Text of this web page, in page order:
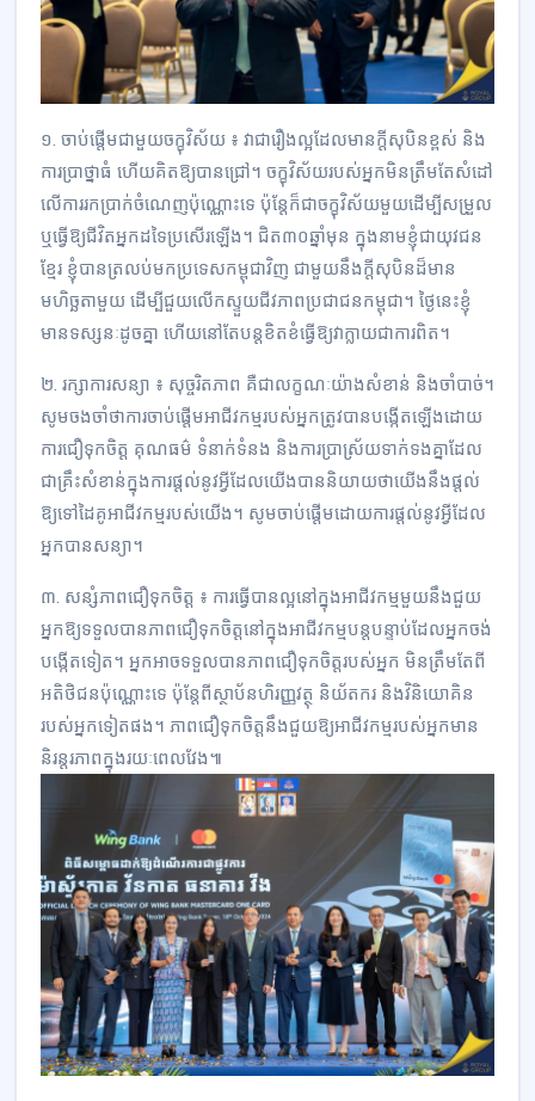
១.​ ចាប់ផ្តើមជាមួយចក្ខុវិស័យ ៖ វាជារឿងល្អដែលមានក្តីសុបិនខ្ពស់ និង
ការប្រាថ្នាធំ ហើយគិតឱ្យបានជ្រៅ។ ចក្ខុវិស័យរបស់អ្នកមិនត្រឹមតែសំដៅ
លើការរកប្រាក់ចំណេញប៉ុណ្ណោះទេ ប៉ុន្តែក៏ជាចក្ខុវិស័យមួយដើម្បីសម្រួល
ឬធ្វើឱ្យជីវិតអ្នកដទៃប្រសើរឡើង។ ជិត៣០ឆ្នាំមុន ក្នុងនាមខ្ញុំជាយុវជន
ខ្មែរ ខ្ញុំបានត្រលប់មកប្រទេសកម្ពុជាវិញ ជាមួយនឹងក្តីសុបិនដ៏មាន
មហិច្ឆតាមួយ ដើម្បីជួយលើកស្ទួយជីវភាពប្រជាជនកម្ពុជា។ ថ្ងៃនេះខ្ញុំ
មានទស្សនៈដូចគ្នា ហើយនៅតែបន្តខិតខំធ្វើឱ្យវាក្លាយជាការពិត។
២. រក្សាការសន្យា ៖ សុច្ចរិតភាព គឺជាលក្ខណៈយ៉ាងសំខាន់ និងចាំបាច់។
សូមចងចាំថាការចាប់ផ្តើមអាជីវកម្មរបស់អ្នកត្រូវបានបង្កើតឡើងដោយ
ការជឿទុកចិត្ត គុណធម៌ ទំនាក់ទំនង និងការប្រាស្រ័យទាក់ទងគ្នាដែល
ជាគ្រឹះសំខាន់ក្នុងការផ្តល់នូវអ្វីដែលយើងបាននិយាយថាយើងនឹងផ្តល់
ឱ្យទៅដៃគូអាជីវកម្មរបស់យើង។ សូមចាប់ផ្តើមដោយការផ្តល់នូវអ្វីដែល
អ្នកបានសន្យា។
៣. សន្សំភាពជឿទុកចិត្ត ៖ ការធ្វើបានល្អនៅក្នុងអាជីវកម្មមួយនឹងជួយ
អ្នកឱ្យទទួលបានភាពជឿទុកចិត្តនៅក្នុងអាជីវកម្មបន្តបន្ទាប់ដែលអ្នកចង់
បង្កើតទៀត។ អ្នកអាចទទួលបានភាពជឿទុកចិត្តរបស់អ្នក មិនត្រឹមតែពី
អតិថិជនប៉ុណ្ណោះទេ ប៉ុន្តែពីស្ថាប័នហិរញ្ញវត្ថុ និយ័តករ និងវិនិយោគិន
របស់អ្នកទៀតផង។ ភាពជឿទុកចិត្តនឹងជួយឱ្យអាជីវកម្មរបស់អ្នកមាន
និរន្តរភាពក្នុងរយៈពេលវែង៕